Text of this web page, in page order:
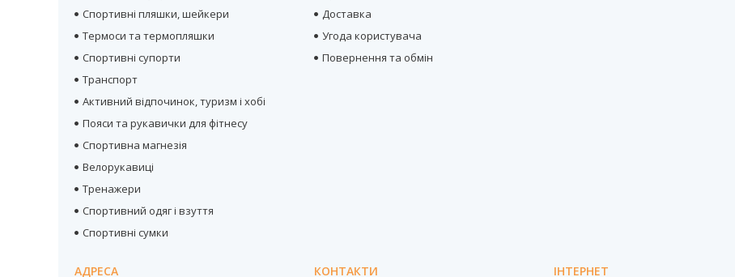
Спортивні пляшки, шейкери
Термоси та термопляшки
Спортивні супорти
Транспорт
Активний відпочинок, туризм і хобі
Пояси та рукавички для фітнесу
Спортивна магнезія
Велорукавиці
Тренажери
Спортивний одяг і взуття
Спортивні сумки
Доставка
Угода користувача
Повернення та обмін